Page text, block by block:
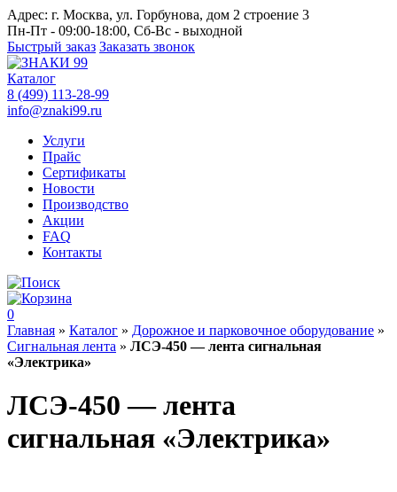
Адрес: г. Москва, ул. Горбунова, дом 2 строение 3
Пн-Пт - 09:00-18:00, Сб-Вс - выходной
Быстрый заказ Заказать звонок
Каталог
8 (499) 113-28-99
info@znaki99.ru
Услуги
Прайс
Сертификаты
Новости
Производство
Акции
FAQ
Контакты
0
Главная » Каталог » Дорожное и парковочное оборудование »
Сигнальная лента » ЛСЭ-450 — лента сигнальная
«Электрика»
ЛСЭ-450 — лента
сигнальная «Электрика»